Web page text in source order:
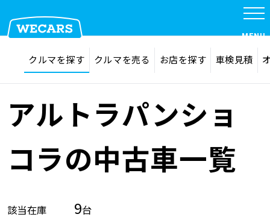
在庫検索 サイト内検索
MENU
クルマを探す
クルマを探す クルマを売る お店を探す 車検見積
アルトラパンショ
コラの中古車一覧
該当在庫 9台